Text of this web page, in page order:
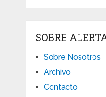
SOBRE
Sobre Nosotros
Archivo
Contacto